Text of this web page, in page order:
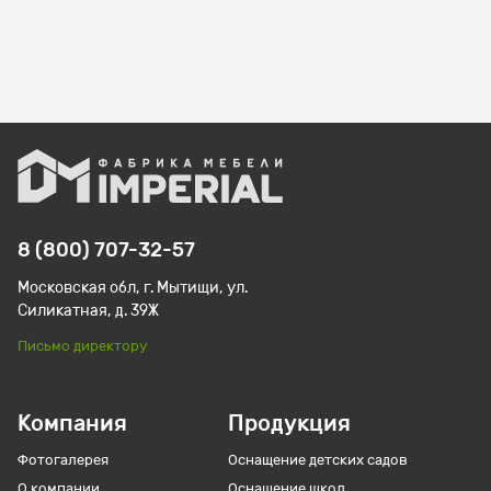
Компания
Фотогалерея
Продукция
Оснащение детских садов
8 (800) 707-32-57
Московская обл, г. Мытищи, ул.
Силикатная, д. 39Ж
Письмо директору